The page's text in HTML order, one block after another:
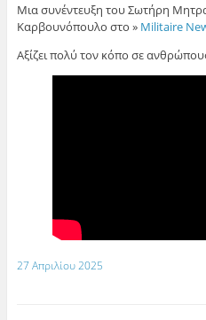
Μια συνέντευξη του Σωτήρη
Καρβουνόπουλο στο » Militaire
Αξίζει πολύ τον κόπο σε
27 Απριλίου 2025